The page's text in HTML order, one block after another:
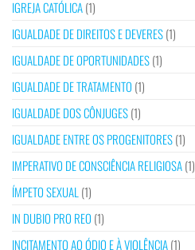
IGREJA CATÓLICA(1)
IGUALDADE DE DIREITOS E DEVERES(1)
IGUALDADE DE OPORTUNIDADES(1)
IGUALDADE DE TRATAMENTO (1)
IGUALDADE DOS CÔNJUGES(1)
IGUALDADE ENTRE OS PROGENITORES(1)
IMPERATIVO DE CONSCIÊNCIA RELIGIOSA(1)
ÍMPETO SEXUAL (1)
IN DUBIO PRO REO (1)
INCITAMENTO AO ÓDIO E À VIOLÊNCIA(1)